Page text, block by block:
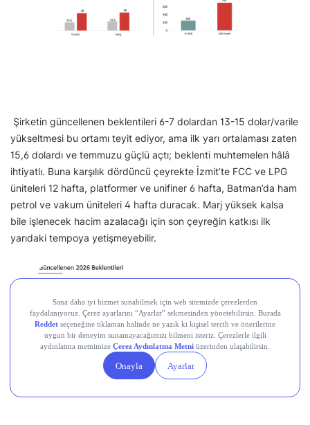
Şirketin güncellenen beklentileri 6-7 dolardan 13-15 dolar/varile
yükseltmesi bu ortamı teyit ediyor, ama ilk yarı ortalaması zaten
15,6 dolardı ve temmuzu güçlü açtı; beklenti muhtemelen hâlâ
ihtiyatlı. Buna karşılık dördüncü çeyrekte İzmit’te FCC ve LPG
üniteleri 12 hafta, platformer ve unifiner 6 hafta, Batman’da ham
petrol ve vakum üniteleri 4 hafta duracak. Marj yüksek kalsa
bile işlenecek hacim azalacağı için son çeyreğin katkısı ilk
yarıdaki tempoya yetişmeyebilir.